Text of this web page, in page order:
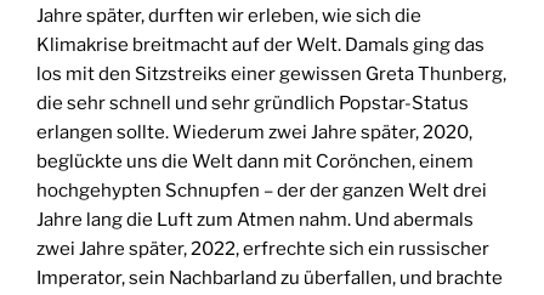
Jahre später, durften wir erleben, wie sich die
Klimakrise breitmacht auf der Welt. Damals ging das
los mit den Sitzstreiks einer gewissen Greta Thunberg,
die sehr schnell und sehr gründlich Popstar-Status
erlangen sollte. Wiederum zwei Jahre später, 2020,
beglückte uns die Welt dann mit Corönchen, einem
hochgehypten Schnupfen – der der ganzen Welt drei
Jahre lang die Luft zum Atmen nahm. Und abermals
zwei Jahre später, 2022, erfrechte sich ein russischer
Imperator, sein Nachbarland zu überfallen, und brachte